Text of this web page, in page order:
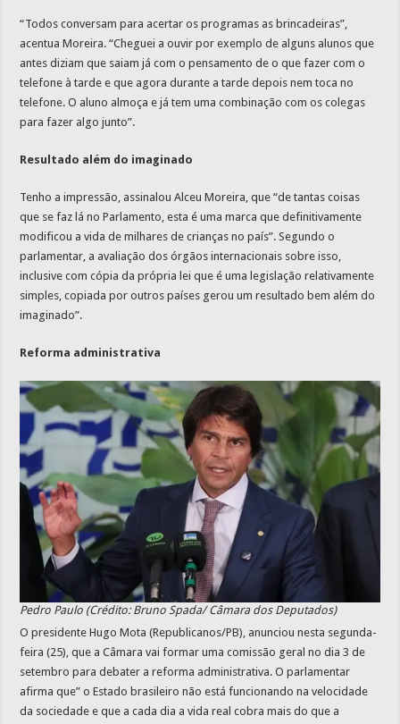
“Todos conversam para acertar os programas as brincadeiras”,
acentua Moreira. “Cheguei a ouvir por exemplo de alguns alunos que
antes diziam que saiam já com o pensamento de o que fazer com o
telefone à tarde e que agora durante a tarde depois nem toca no
telefone. O aluno almoça e já tem uma combinação com os colegas
para fazer algo junto”.
Resultado além do imaginado
Tenho a impressão, assinalou Alceu Moreira, que “de tantas coisas
que se faz lá no Parlamento, esta é uma marca que definitivamente
modificou a vida de milhares de crianças no país”. Segundo o
parlamentar, a avaliação dos órgãos internacionais sobre isso,
inclusive com cópia da própria lei que é uma legislação relativamente
simples, copiada por outros países gerou um resultado bem além do
imaginado”.
Reforma administrativa
Pedro Paulo (Crédito: Bruno Spada/ Câmara dos Deputados)
O presidente Hugo Mota (Republicanos/PB), anunciou nesta segunda-
feira (25), que a Câmara vai formar uma comissão geral no dia 3 de
setembro para debater a reforma administrativa. O parlamentar
afirma que” o Estado brasileiro não está funcionando na velocidade
da sociedade e que a cada dia a vida real cobra mais do que a